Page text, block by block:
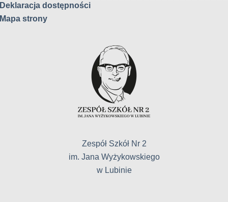
Deklaracja dostępności
Mapa strony
Zespół Szkół Nr 2
im. Jana Wyżykowskiego
w Lubinie